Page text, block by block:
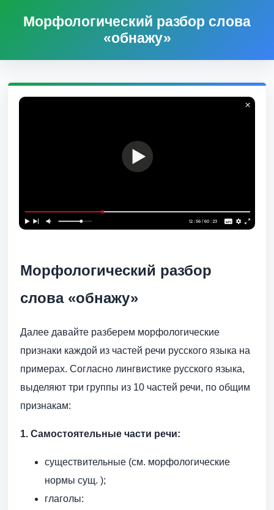
Морфологический разбор слова
«обнажу»
Морфологический разбор
слова «обнажу»
Далее давайте разберем морфологические
признаки каждой из частей речи русского языка на
примерах. Согласно лингвистике русского языка,
выделяют три группы из 10 частей речи, по общим
признакам:
1. Самостоятельные части речи:
существительные (см. морфологические
нормы сущ. );
глаголы: